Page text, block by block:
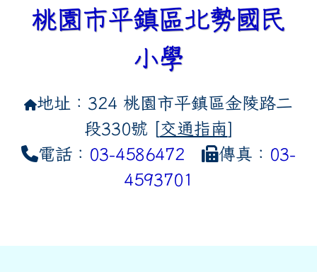
桃園市平鎮區北勢國民
小學
地址：324 桃園市平鎮區金陵路二
段330號 [交通指南]
電話： 03-4586472 傳真： 03-
4593701